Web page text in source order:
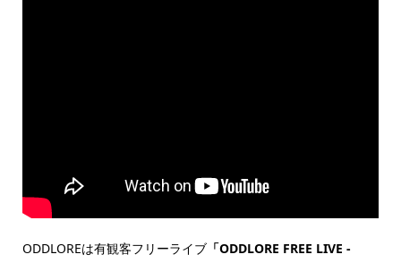
ODDLOREは有観客フリーライブ「ODDLORE FREE LIVE -